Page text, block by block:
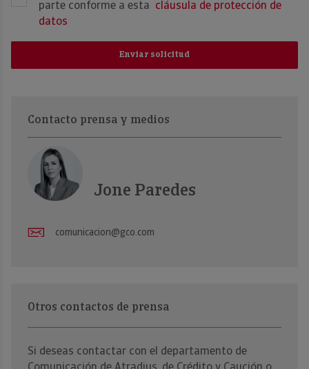
parte conforme a esta
cláusula de protección de
datos
Enviar solicitud
Contacto prensa y medios
Jone Paredes
comunicacion@gco.com
Otros contactos de prensa
Si deseas contactar con el departamento de